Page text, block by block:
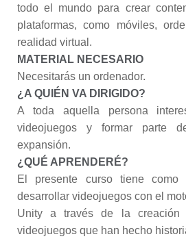
todo el mundo para crear
plataformas, como móviles,
realidad virtual.
MATERIAL NECESARIO
Necesitarás un ordenador.
¿A QUIÉN VA DIRIGIDO?
A toda aquella persona
videojuegos y formar parte
expansión.
¿QUÉ APRENDERÉ?
El presente curso tiene como
desarrollar videojuegos con el
Unity a través de la creación
videojuegos que han hecho